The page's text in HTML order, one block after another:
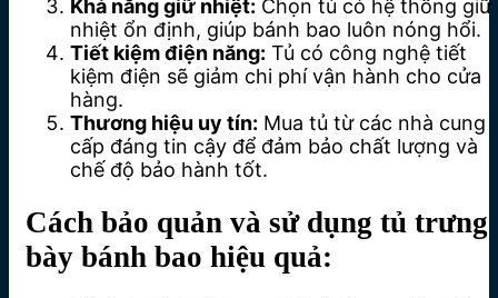
Khả năng giữ nhiệt: Chọn tủ có hệ thống giữ
nhiệt ổn định, giúp bánh bao luôn nóng hổi.
Tiết kiệm điện năng: Tủ có công nghệ tiết
kiệm điện sẽ giảm chi phí vận hành cho cửa
hàng.
Thương hiệu uy tín: Mua tủ từ các nhà cung
cấp đáng tin cậy để đảm bảo chất lượng và
chế độ bảo hành tốt.
Cách bảo quản và sử dụng tủ trưng
bày bánh bao hiệu quả: